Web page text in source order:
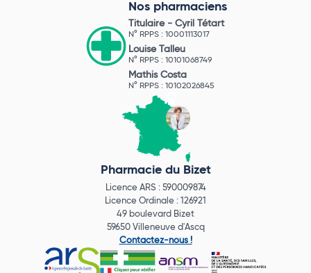
Nos pharmaciens
Titulaire - Cyril Tétart
N° RPPS : 10001113017
Louise Talleu
N° RPPS : 10101068749
Mathis Costa
N° RPPS : 10102026845
Pharmacie du Bizet
Licence ARS : 590009874
Licence Ordinale : 126921
49 boulevard Bizet
59650 Villeneuve d'Ascq
Contactez-nous !